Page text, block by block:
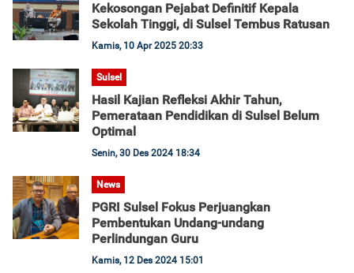
Kekosongan Pejabat Definitif Kepala
Sekolah Tinggi, di Sulsel Tembus Ratusan
Kamis, 10 Apr 2025 20:33
Sulsel
Hasil Kajian Refleksi Akhir Tahun,
Pemerataan Pendidikan di Sulsel Belum
Optimal
Senin, 30 Des 2024 18:34
News
PGRI Sulsel Fokus Perjuangkan
Pembentukan Undang-undang
Perlindungan Guru
Kamis, 12 Des 2024 15:01